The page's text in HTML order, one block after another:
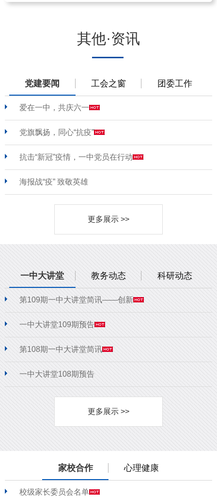
其他·资讯
党建要闻 工会之窗 团委工作
爱在一中，共庆六一
党旗飘扬，同心“抗疫”
抗击“新冠”疫情，一中党员在行动
海报战“疫” 致敬英雄
更多展示 >>
一中大讲堂 教务动态 科研动态
第109期一中大讲堂简讯——创新
一中大讲堂109期预告
第108期一中大讲堂简讯
一中大讲堂108期预告
更多展示 >>
家校合作 心理健康
校级家长委员会名单